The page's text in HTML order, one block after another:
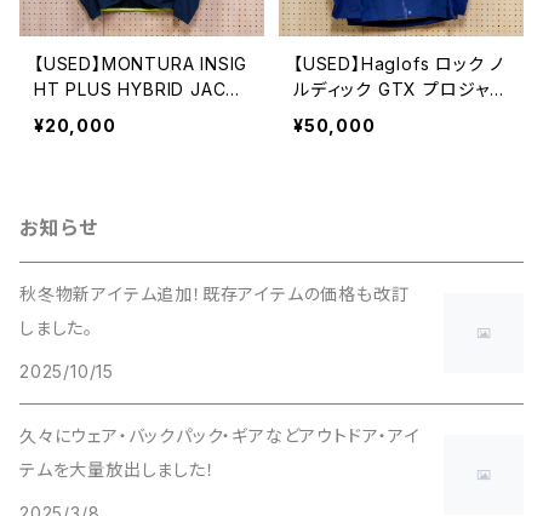
【USED】MONTURA INSIG
HT PLUS HYBRID JACKE
T / サイズ: M
¥20,000
【USED】Haglofs ロック ノ
ルディック GTX プロジャケ
ット / サイズ：S / カラー：N
¥50,000
お知らせ
秋冬物新アイテム追加！既存アイテムの価格も改訂
しました。
2025/10/15
久々にウェア・バックパック・ギアなどアウトドア・アイ
テムを大量放出しました！